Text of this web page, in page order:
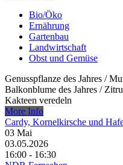
Bio/Öko
Ernährung
Gartenbau
Landwirtschaft
Obst und Gemüse
Genusspflanze des Jahres /​
Balkonblume des Jahres /​
Kakteen veredeln
More Info
Cardy, Kornelkirsche und
03 Mai
03.05.2026
16:00 - 16:30